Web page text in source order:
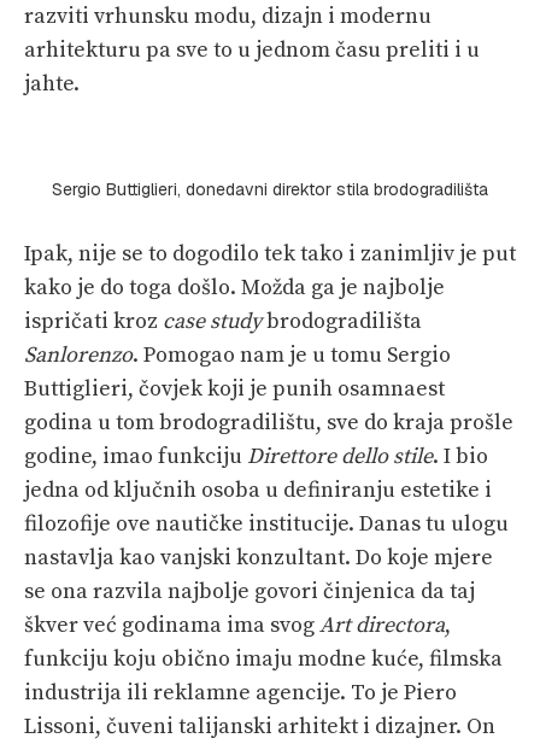
razviti vrhunsku modu, dizajn i modernu
arhitekturu pa sve to u jednom času preliti i u
jahte.
Sergio Buttiglieri, donedavni direktor stila brodogradilišta
Ipak, nije se to dogodilo tek tako i zanimljiv je put
kako je do toga došlo. Možda ga je najbolje
ispričati kroz case studybrodogradilišta
Sanlorenzo. Pomogao nam je u tomu Sergio
Buttiglieri, čovjek koji je punih osamnaest
godina u tom brodogradilištu, sve do kraja prošle
godine, imao funkciju Direttore dello stile. I bio
jedna od ključnih osoba u definiranju estetike i
filozofije ove nautičke institucije. Danas tu ulogu
nastavlja kao vanjski konzultant. Do koje mjere
se ona razvila najbolje govori činjenica da taj
škver već godinama ima svogArt directora,
funkciju koju obično imaju modne kuće, filmska
industrija ili reklamne agencije. To je Piero
Lissoni, čuveni talijanski arhitekt i dizajner. On